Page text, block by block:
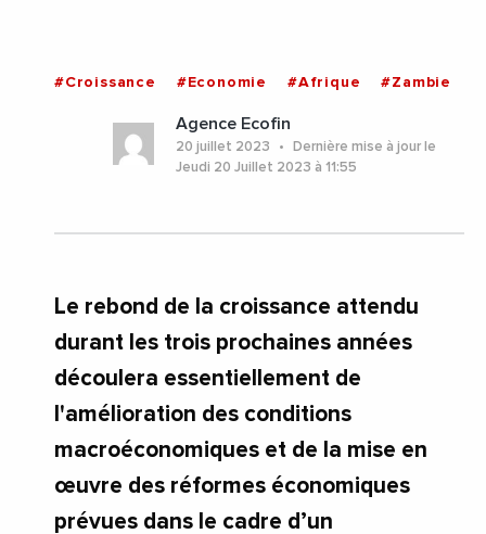
#Croissance #Economie #Afrique #Zambie
Agence Ecofin
20 juillet 2023
Dernière mise à jour le
Jeudi 20 Juillet 2023 à 11:55
Le rebond de la croissance attendu
durant les trois prochaines années
découlera essentiellement de
l'amélioration des conditions
macroéconomiques et de la mise en
œuvre des réformes économiques
prévues dans le cadre d’un